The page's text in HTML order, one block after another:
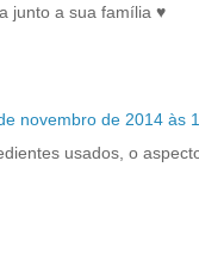
junto a sua família ♥
novembro de 2014 às
usados, o